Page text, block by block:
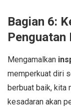
Bagian 6:
Penguatan
Mengamalkan
memperkuat diri
berbuat baik, kita
kesadaran akan